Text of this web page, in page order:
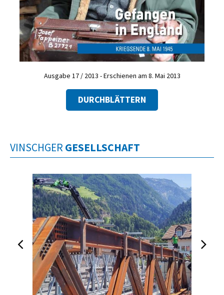
Ausgabe 17 / 2013 - Erschienen am 8. Mai 2013
DURCHBLÄTTERN
VINSCHGER GESELLSCHAFT